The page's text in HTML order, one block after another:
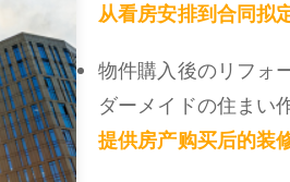
从看房安排到合同拟
物件購入後のリフォ
ダーメイドの住まい
提供房产购买后的装